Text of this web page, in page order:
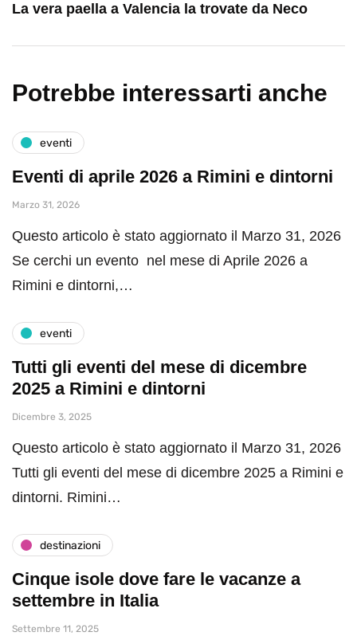
La vera paella a Valencia la trovate da Neco
Potrebbe interessarti anche
eventi
Eventi di aprile 2026 a Rimini e dintorni
Marzo 31, 2026
Questo articolo è stato aggiornato il Marzo 31, 2026
Se cerchi un evento nel mese di Aprile 2026 a
Rimini e dintorni,…
eventi
Tutti gli eventi del mese di dicembre
2025 a Rimini e dintorni
Dicembre 3, 2025
Questo articolo è stato aggiornato il Marzo 31, 2026
Tutti gli eventi del mese di dicembre 2025 a Rimini e
dintorni. Rimini…
destinazioni
Cinque isole dove fare le vacanze a
settembre in Italia
Settembre 11, 2025